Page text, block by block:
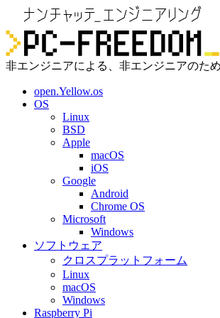
非エンジニアによる、非エンジニアのた
open.Yellow.os
OS
Linux
BSD
Apple
macOS
iOS
Google
Android
Chrome OS
Microsoft
Windows
ソフトウェア
クロスプラットフォーム
Linux
macOS
Windows
Raspberry Pi